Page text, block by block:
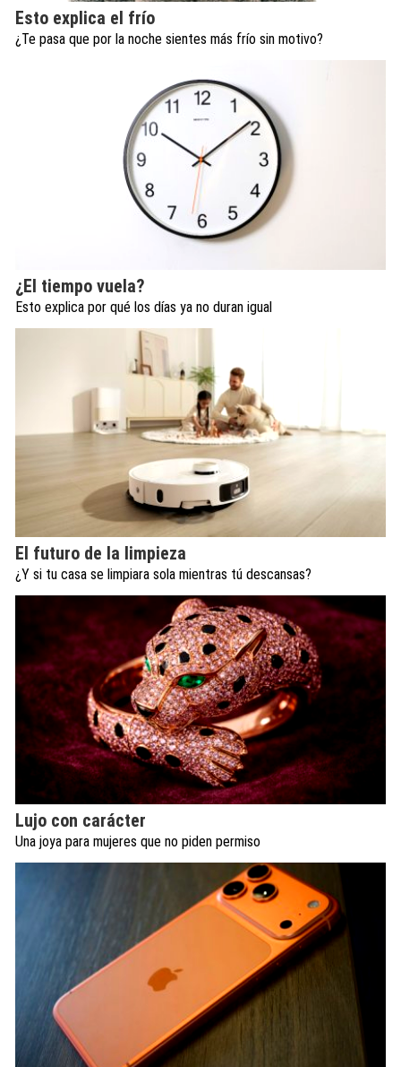
Esto explica el frío
¿Te pasa que por la noche sientes más frío sin motivo?
¿El tiempo vuela?
Esto explica por qué los días ya no duran igual
El futuro de la limpieza
¿Y si tu casa se limpiara sola mientras tú descansas?
Lujo con carácter
Una joya para mujeres que no piden permiso